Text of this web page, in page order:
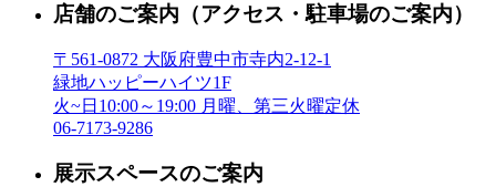
店舗のご案内 （アクセス・駐車場のご案内）
〒561-0872 大阪府豊中市寺内2-12-1
緑地ハッピーハイツ1F
火~日10:00～19:00 月曜、第三火曜定休
06-7173-9286
展示スペースのご案内